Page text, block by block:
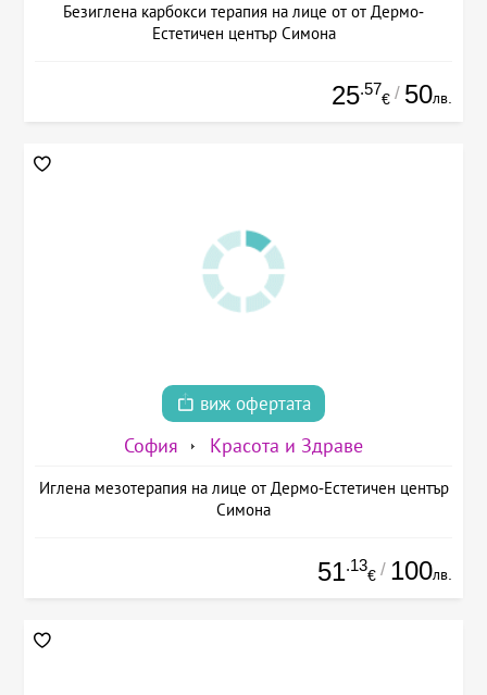
Безиглена карбокси терапия на лице от от Дермо-
Естетичен център Симона
25.57
€ / 50лв.
виж офертата
София Красота и Здраве
Иглена мезотерапия на лице от Дермо-Естетичен център
Симона
51.13
€ / 100лв.